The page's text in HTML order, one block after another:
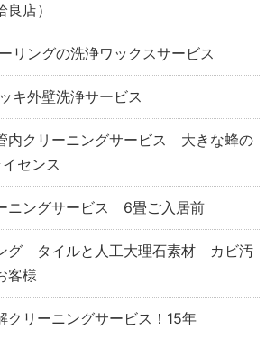
店）
リングの洗浄ワックスサービス
キ外壁洗浄サービス
内クリーニングサービス 大きな蜂の
センス
ニングサービス 6畳ご入居前
グ タイルと人工大理石素材 カビ汚
客様
クリーニングサービス！15年